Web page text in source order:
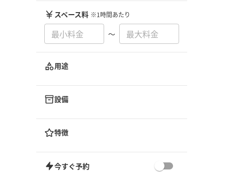
スペース料 ※1時間あたり
〜
用途
設備
特徴
今すぐ予約